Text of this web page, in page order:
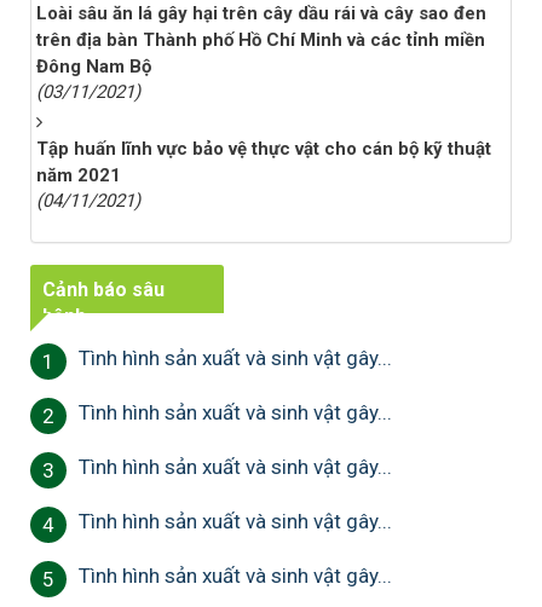
Loài sâu ăn lá gây hại trên cây dầu rái và cây sao đen
trên địa bàn Thành phố Hồ Chí Minh và các tỉnh miền
Đông Nam Bộ
(03/11/2021)
Tập huấn lĩnh vực bảo vệ thực vật cho cán bộ kỹ thuật
năm 2021
(04/11/2021)
Cảnh báo sâu
bệnh
1 Tình hình sản xuất và sinh vật gây...
2 Tình hình sản xuất và sinh vật gây...
3 Tình hình sản xuất và sinh vật gây...
4 Tình hình sản xuất và sinh vật gây...
5 Tình hình sản xuất và sinh vật gây...